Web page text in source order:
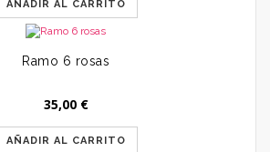
AÑADIR AL CARRITO
Ramo 6 rosas
35,00 €
AÑADIR AL CARRITO